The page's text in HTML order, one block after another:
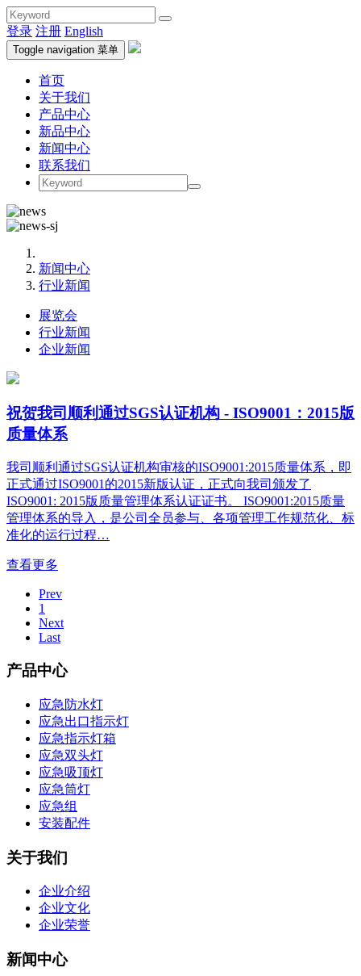
登录 注册 English
Toggle navigation 菜单
首页
关于我们
产品中心
新品中心
新闻中心
联系我们
新闻中心
行业新闻
展览会
行业新闻
企业新闻
祝贺我司顺利通过SGS认证机构 - ISO9001：2015版
质量体系
我司顺利通过SGS认证机构审核的ISO9001:2015质量体系，即
正式通过ISO9001的2015新版认证，正式向我司颁发了
ISO9001: 2015版质量管理体系认证证书。 ISO9001:2015质量
管理体系的导入，是公司全员参与、各项管理工作规范化、标
准化的运行过程…
查看更多
Prev
1
Next
Last
产品中心
应急防水灯
应急出口指示灯
应急指示灯箱
应急双头灯
应急吸顶灯
应急筒灯
应急组
安装配件
关于我们
企业介绍
企业文化
企业荣誉
新闻中心